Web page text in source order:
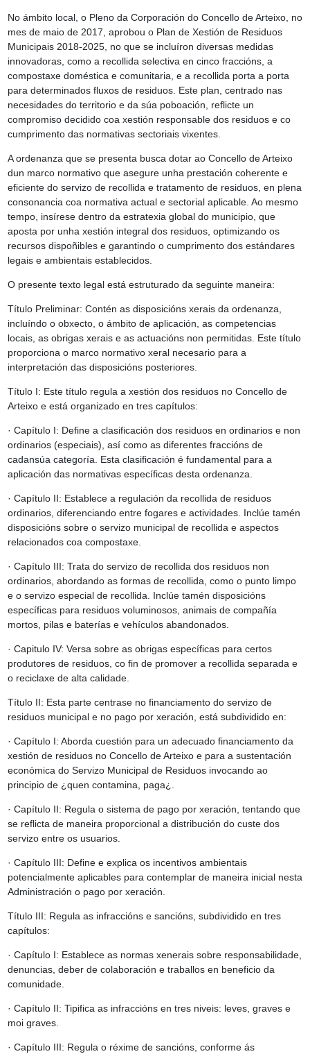
No ámbito local, o Pleno da Corporación do Concello de Arteixo, no
mes de maio de 2017, aprobou o Plan de Xestión de Residuos
Municipais 2018-2025, no que se incluíron diversas medidas
innovadoras, como a recollida selectiva en cinco fraccións, a
compostaxe doméstica e comunitaria, e a recollida porta a porta
para determinados fluxos de residuos. Este plan, centrado nas
necesidades do territorio e da súa poboación, reflicte un
compromiso decidido coa xestión responsable dos residuos e co
cumprimento das normativas sectoriais vixentes.
A ordenanza que se presenta busca dotar ao Concello de Arteixo
dun marco normativo que asegure unha prestación coherente e
eficiente do servizo de recollida e tratamento de residuos, en plena
consonancia coa normativa actual e sectorial aplicable. Ao mesmo
tempo, insírese dentro da estratexia global do municipio, que
aposta por unha xestión integral dos residuos, optimizando os
recursos dispoñibles e garantindo o cumprimento dos estándares
legais e ambientais establecidos.
O presente texto legal está estruturado da seguinte maneira:
Título Preliminar: Contén as disposicións xerais da ordenanza,
incluíndo o obxecto, o ámbito de aplicación, as competencias
locais, as obrigas xerais e as actuacións non permitidas. Este título
proporciona o marco normativo xeral necesario para a
interpretación das disposicións posteriores.
Título I: Este título regula a xestión dos residuos no Concello de
Arteixo e está organizado en tres capítulos:
· Capítulo I: Define a clasificación dos residuos en ordinarios e non
ordinarios (especiais), así como as diferentes fraccións de
cadansúa categoría. Esta clasificación é fundamental para a
aplicación das normativas específicas desta ordenanza.
· Capítulo II: Establece a regulación da recollida de residuos
ordinarios, diferenciando entre fogares e actividades. Inclúe tamén
disposicións sobre o servizo municipal de recollida e aspectos
relacionados coa compostaxe.
· Capítulo III: Trata do servizo de recollida dos residuos non
ordinarios, abordando as formas de recollida, como o punto limpo
e o servizo especial de recollida. Inclúe tamén disposicións
específicas para residuos voluminosos, animais de compañía
mortos, pilas e baterías e vehículos abandonados.
· Capitulo IV: Versa sobre as obrigas específicas para certos
produtores de residuos, co fin de promover a recollida separada e
o reciclaxe de alta calidade.
Título II: Esta parte centrase no financiamento do servizo de
residuos municipal e no pago por xeración, está subdividido en:
· Capítulo I: Aborda cuestión para un adecuado financiamento da
xestión de residuos no Concello de Arteixo e para a sustentación
económica do Servizo Municipal de Residuos invocando ao
principio de ¿quen contamina, paga¿.
· Capítulo II: Regula o sistema de pago por xeración, tentando que
se reflicta de maneira proporcional a distribución do custe dos
servizo entre os usuarios.
· Capítulo III: Define e explica os incentivos ambientais
potencialmente aplicables para contemplar de maneira inicial nesta
Administración o pago por xeración.
Título III: Regula as infraccións e sancións, subdividido en tres
capítulos:
· Capítulo I: Establece as normas xenerais sobre responsabilidade,
denuncias, deber de colaboración e traballos en beneficio da
comunidade.
· Capítulo II: Tipifica as infraccións en tres niveis: leves, graves e
moi graves.
· Capítulo III: Regula o réxime de sancións, conforme ás